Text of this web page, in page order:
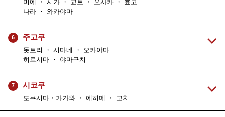
미에 ・ 시가 ・ 교토 ・ 오사카 ・ 효고
나라 ・ 와카야마
6 주고쿠
돗토리 ・ 시마네 ・ 오카야마
히로시마 ・ 야마구치
7 시코쿠
도쿠시마・가가와 ・ 에히메 ・ 고치